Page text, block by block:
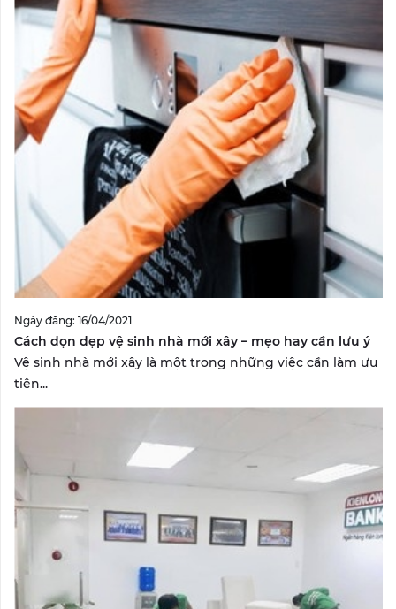
Ngày đăng: 16/04/2021
Cách dọn dẹp vệ sinh nhà mới xây – mẹo hay cần lưu ý
Vệ sinh nhà mới xây là một trong những việc cần làm ưu
tiên...